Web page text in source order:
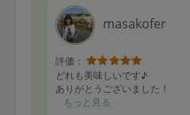
masakofer
評価：
どれも美味しいです♪
ありがとうございました！
もっと見る